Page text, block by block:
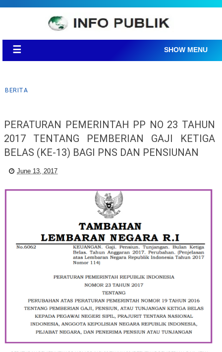
☰ SHOW MENU
BERITA
PERATURAN PEMERINTAH PP NO 23 TAHUN
2017 TENTANG PEMBERIAN GAJI KETIGA
BELAS (KE-13) BAGI PNS DAN PENSIUNAN
June 13, 2017